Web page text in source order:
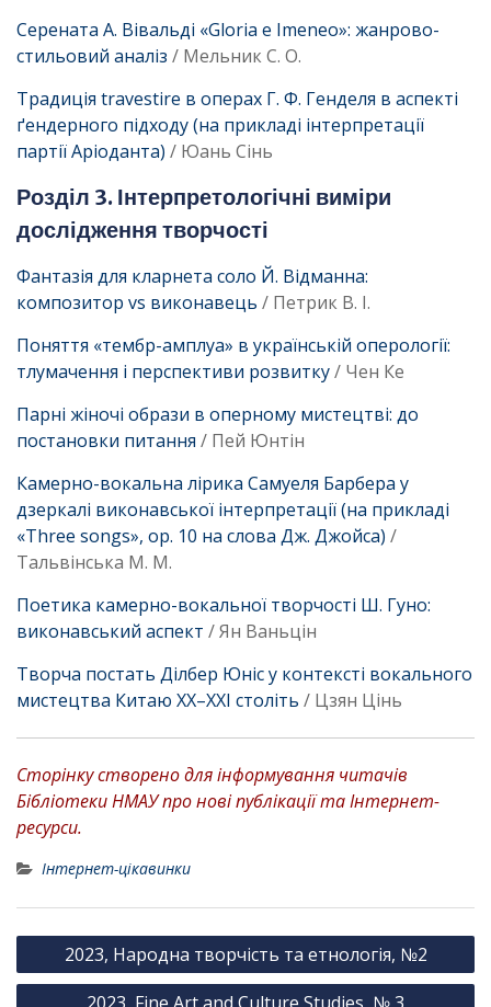
Серената А. Вівальді «Gloria e Imeneo»: жанрово-
стильовий аналіз / Мельник С. О.
Традиція travestire в операх Г. Ф. Генделя в аспекті
ґендерного підходу (на прикладі інтерпретації
партії Аріоданта) / Юань Сінь
Розділ 3. Інтерпретологічні виміри
дослідження творчості
Фантазія для кларнета соло Й. Відманна:
композитор vs виконавець / Петрик В. І.
Поняття «тембр-амплуа» в українській оперології:
тлумачення і перспективи розвитку/ Чен Ке
Парні жіночі образи в оперному мистецтві: до
постановки питання / Пей Юнтін
Камерно-вокальна лірика Самуеля Барбера у
дзеркалі виконавської інтерпретації (на прикладі
«Three songs», ор. 10 на слова Дж. Джойса) /
Тальвінська М. М.
Поетика камерно-вокальної творчості Ш. Гуно:
виконавський аспект / Ян Ваньцін
Творча постать Ділбер Юніс у контексті вокального
мистецтва Китаю ХХ–ХХІ століть / Цзян Цінь
Сторінку створено для інформування читачів
Бібліотеки НМАУ про нові публікації та Інтернет-
ресурси.
Інтернет-цікавинки
Н
а
2023, Народна творчість та етнологія, №2